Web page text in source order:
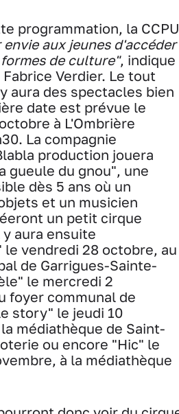
programmation, la CCPU
envie aux jeunes d'accéder
de culture", indique
Verdier. Le tout
aura des spectacles bien
date est prévue le
à L'Ombrière
La compagnie
production jouera
gueule du gnou", une
dès 5 ans où un
et un musicien
un petit cirque
aura ensuite
le vendredi 28 octobre, au
de Garrigues-Sainte-
le mercredi 2
foyer communal de
story" le jeudi 10
médiathèque de Saint-
ou encore "Hic" le
à la médiathèque